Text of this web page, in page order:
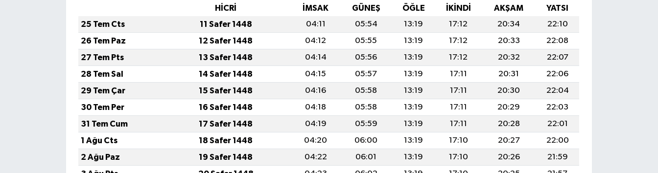
HİCRİ İMSAK GÜNEŞ ÖĞLE İKINDI AKŞAM
YATSI
25 Tem Cts
11 Safer 1448 04:11 05:54 13:19 17:12 20:34
22:10
26 Tem Paz
12 Safer 1448 04:12 05:55 13:19 17:12 20:33
22:08
27 Tem Pts
13 Safer 1448 04:14 05:56 13:19 17:12 20:32
22:07
28 Tem Sal
14 Safer 1448 04:15 05:57 13:19 17:11 20:31
22:06
29 Tem Çar
15 Safer 1448 04:16 05:58 13:19 17:11 20:30
22:04
30 Tem Per
16 Safer 1448 04:18 05:58 13:19 17:11 20:29
22:03
31 Tem Cum
17 Safer 1448 04:19 05:59 13:19 17:11 20:28
22:01
1 Ağu Cts
18 Safer 1448 04:20 06:00 13:19 17:10 20:27
22:00
2 Ağu Paz
19 Safer 1448 04:22 06:01 13:19 17:10 20:26
21:59